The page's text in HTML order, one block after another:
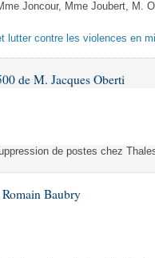
Joncour, Mme Joubert, M.
lutter contre les violences en
de M. Jacques Oberti
de postes chez
Baubry